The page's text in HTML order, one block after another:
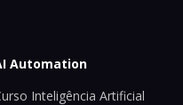
Automation
Inteligência Artificial